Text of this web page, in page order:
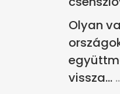
Olyan
vissza…